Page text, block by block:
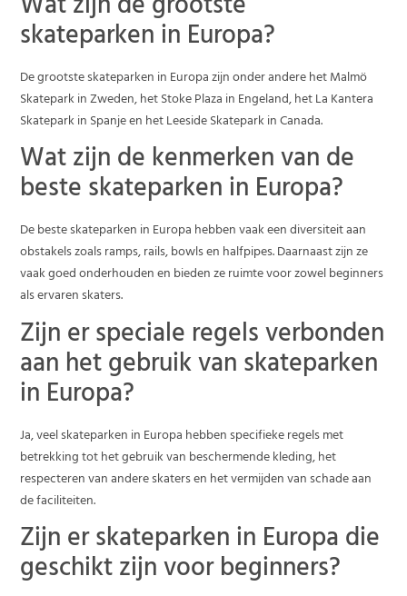
skateparken in Europa?
De grootste skateparken in Europa zijn onder andere het Malmö
Skatepark in Zweden, het Stoke Plaza in Engeland, het La Kantera
Skatepark in Spanje en het Leeside Skatepark in Canada.
Wat zijn de kenmerken van de
beste skateparken in Europa?
De beste skateparken in Europa hebben vaak een diversiteit aan
obstakels zoals ramps, rails, bowls en halfpipes. Daarnaast zijn ze
vaak goed onderhouden en bieden ze ruimte voor zowel beginners
als ervaren skaters.
Zijn er speciale regels verbonden
aan het gebruik van skateparken
in Europa?
Ja, veel skateparken in Europa hebben specifieke regels met
betrekking tot het gebruik van beschermende kleding, het
respecteren van andere skaters en het vermijden van schade aan
de faciliteiten.
Zijn er skateparken in Europa die
geschikt zijn voor beginners?